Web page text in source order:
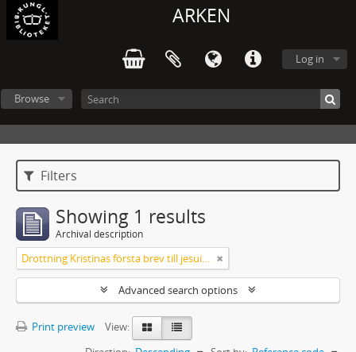
ARKEN
Log in
Browse
Filters
Showing 1 results
Archival description
Drottning Kristinas första brev till jesuitgeneralen 1651
Advanced search options
Print preview
View: